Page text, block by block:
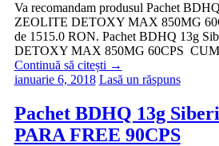
Va recomandam produsul Pachet
ZEOLITE DETOXY MAX 850MG
de 1515.0 RON. Pachet BDHQ 13g
DETOXY MAX 850MG 60CPS
Continuă să citești →
ianuarie 6, 2018 Lasă un răspuns
Pachet BDHQ 13g
PARA FREE 90CPS